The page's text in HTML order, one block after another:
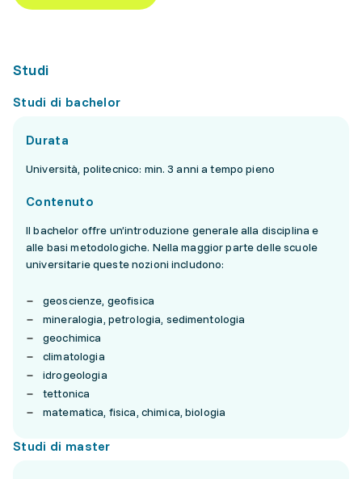
Studi
Studi di bachelor
Durata
Università, politecnico: min. 3 anni a tempo pieno
Contenuto
Il bachelor offre un’introduzione generale alla disciplina e
alle basi metodologiche. Nella maggior parte delle scuole
universitarie queste nozioni includono:
geoscienze, geofisica
mineralogia, petrologia, sedimentologia
geochimica
climatologia
idrogeologia
tettonica
matematica, fisica, chimica, biologia
Studi di master